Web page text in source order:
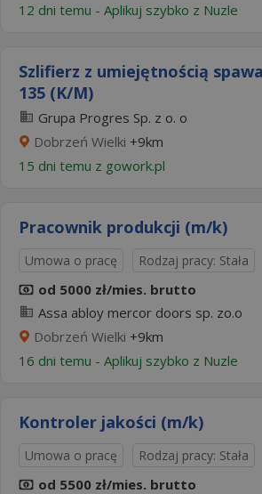
12 dni temu - Aplikuj szybko z Nuzle
Szlifierz z umiejętnością
135 (K/M)
Grupa Progres Sp. z o. o
Dobrzeń Wielki +9km
15 dni temu z gowork.pl
Pracownik produkcji (m/k)
Umowa o pracę Rodzaj pracy: Stała
od 5000 zł/mies. brutto
Assa abloy mercor doors sp. zo.o
Dobrzeń Wielki +9km
16 dni temu - Aplikuj szybko z Nuzle
Kontroler jakości (m/k)
Umowa o pracę Rodzaj pracy: Stała
od 5500 zł/mies. brutto